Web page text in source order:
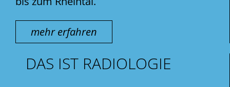
mehr erfahren
DAS IST RADIOLOGIE